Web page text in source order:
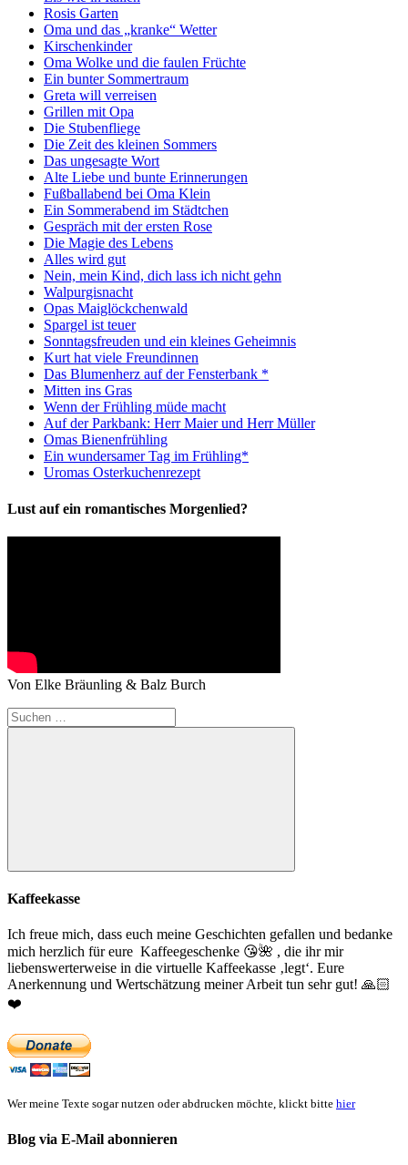
Rosis Garten
Oma und das „kranke“ Wetter
Kirschenkinder
Oma Wolke und die faulen Früchte
Ein bunter Sommertraum
Greta will verreisen
Grillen mit Opa
Die Stubenfliege
Die Zeit des kleinen Sommers
Das ungesagte Wort
Alte Liebe und bunte Erinnerungen
Fußballabend bei Oma Klein
Ein Sommerabend im Städtchen
Gespräch mit der ersten Rose
Die Magie des Lebens
Alles wird gut
Nein, mein Kind, dich lass ich nicht gehn
Walpurgisnacht
Opas Maiglöckchenwald
Spargel ist teuer
Sonntagsfreuden und ein kleines Geheimnis
Kurt hat viele Freundinnen
Das Blumenherz auf der Fensterbank *
Mitten ins Gras
Wenn der Frühling müde macht
Auf der Parkbank: Herr Maier und Herr Müller
Omas Bienenfrühling
Ein wundersamer Tag im Frühling*
Uromas Osterkuchenrezept
Lust auf ein romantisches Morgenlied?
Von Elke Bräunling & Balz Burch
Suchen
nach:
Suchen
Kaffeekasse
Ich freue mich, dass euch meine Geschichten gefallen und bedanke
mich herzlich für eure Kaffeegeschenke 😘🌺 , die ihr mir
liebenswerterweise in die virtuelle Kaffeekasse ‚legt‘. Eure
Anerkennung und Wertschätzung meiner Arbeit tun sehr gut! 🙏🏻
❤️
Wer meine Texte sogar nutzen oder abdrucken möchte, klickt bitte hier
Blog via E-Mail abonnieren